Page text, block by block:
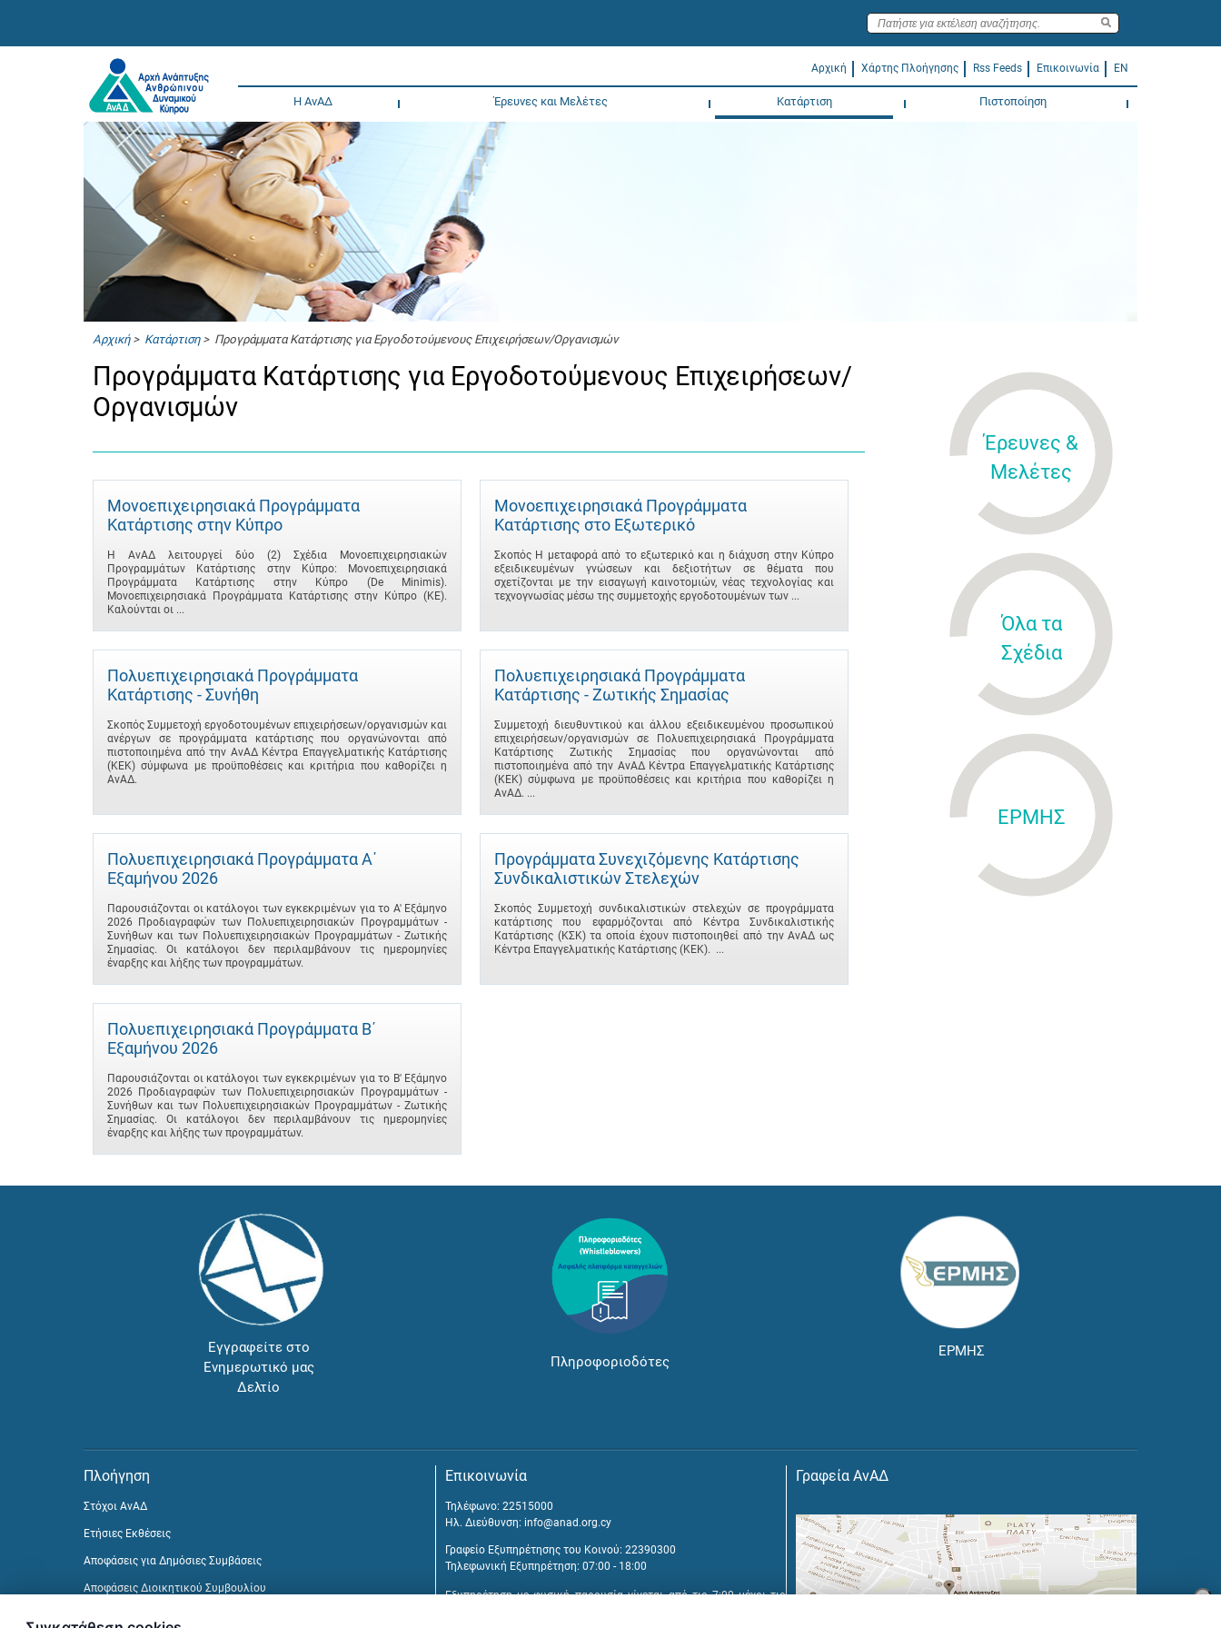
Αρχική Χάρτης Πλοήγησης Rss Feeds Επικοινωνία EN
Η ΑνΑΔ Έρευνες και Μελέτες Κατάρτιση Πιστοποίηση
Αρχική> Κατάρτιση> Προγράμματα Κατάρτισης για Εργοδοτούμενους Επιχειρήσεων/Οργανισμών
Προγράμματα Κατάρτισης για Εργοδοτούμενους Επιχειρήσεων/
Οργανισμών
Μονοεπιχειρησιακά Προγράμματα
Κατάρτισης στην Κύπρο
Η ΑνΑΔ λειτουργεί δύο (2) Σχέδια Μονοεπιχειρησιακών
Προγραμμάτων Κατάρτισης στην Κύπρο: Μονοεπιχειρησιακά
Προγράμματα Κατάρτισης στην Κύπρο (De Minimis).
Μονοεπιχειρησιακά Προγράμματα Κατάρτισης στην Κύπρο (ΚΕ).
Καλούνται οι ...
Μονοεπιχειρησιακά Προγράμματα
Κατάρτισης στο Εξωτερικό
Σκοπός Η μεταφορά από το εξωτερικό και η διάχυση στην Κύπρο
εξειδικευμένων γνώσεων και δεξιοτήτων σε θέματα που
σχετίζονται με την εισαγωγή καινοτομιών, νέας τεχνολογίας και
τεχνογνωσίας μέσω της συμμετοχής εργοδοτουμένων των ...
Πολυεπιχειρησιακά Προγράμματα
Κατάρτισης - Συνήθη
Σκοπός Συμμετοχή εργοδοτουμένων επιχειρήσεων/οργανισμών και
ανέργων σε προγράμματα κατάρτισης που οργανώνονται από
πιστοποιημένα από την ΑνΑΔ Κέντρα Επαγγελματικής Κατάρτισης
(ΚΕΚ) σύμφωνα με προϋποθέσεις και κριτήρια που καθορίζει η
ΑνΑΔ.
Πολυεπιχειρησιακά Προγράμματα
Κατάρτισης - Ζωτικής Σημασίας
Συμμετοχή διευθυντικού και άλλου εξειδικευμένου προσωπικού
επιχειρήσεων/οργανισμών σε Πολυεπιχειρησιακά Προγράμματα
Κατάρτισης Ζωτικής Σημασίας που οργανώνονται από
πιστοποιημένα από την ΑνΑΔ Κέντρα Επαγγελματικής Κατάρτισης
(ΚΕΚ) σύμφωνα με προϋποθέσεις και κριτήρια που καθορίζει η
ΑνΑΔ. ...
Πολυεπιχειρησιακά Προγράμματα A΄
Εξαμήνου 2026
Παρουσιάζονται οι κατάλογοι των εγκεκριμένων για το A' Εξάμηνο
2026 Προδιαγραφών των Πολυεπιχειρησιακών Προγραμμάτων -
Συνήθων και των Πολυεπιχειρησιακών Προγραμμάτων - Ζωτικής
Σημασίας. Οι κατάλογοι δεν περιλαμβάνουν τις ημερομηνίες
έναρξης και λήξης των προγραμμάτων.
Προγράμματα Συνεχιζόμενης Κατάρτισης
Συνδικαλιστικών Στελεχών
Σκοπός Συμμετοχή συνδικαλιστικών στελεχών σε προγράμματα
κατάρτισης που εφαρμόζονται από Κέντρα Συνδικαλιστικής
Κατάρτισης (ΚΣΚ) τα οποία έχουν πιστοποιηθεί από την ΑνΑΔ ως
Κέντρα Επαγγελματικής Κατάρτισης (ΚΕΚ). ...
Πολυεπιχειρησιακά Προγράμματα B΄
Εξαμήνου 2026
Παρουσιάζονται οι κατάλογοι των εγκεκριμένων για το B' Εξάμηνο
2026 Προδιαγραφών των Πολυεπιχειρησιακών Προγραμμάτων -
Συνήθων και των Πολυεπιχειρησιακών Προγραμμάτων - Ζωτικής
Σημασίας. Οι κατάλογοι δεν περιλαμβάνουν τις ημερομηνίες
έναρξης και λήξης των προγραμμάτων.
Έρευνες &
Μελέτες
Όλα τα
Σχέδια
ΕΡΜΗΣ
Εγγραφείτε στο
Ενημερωτικό μας
Δελτίο
Πληροφοριοδότες
ΕΡΜΗΣ
Πλοήγηση
Στόχοι ΑνΑΔ
Ετήσιες Εκθέσεις
Αποφάσεις για Δημόσιες Συμβάσεις
Αποφάσεις Διοικητικού Συμβουλίου
Επικοινωνία
Τηλέφωνο: 22515000
Ηλ. Διεύθυνση: info@anad.org.cy
Γραφείο Εξυπηρέτησης του Κοινού: 22390300
Τηλεφωνική Εξυπηρέτηση: 07:00 - 18:00
Εξυπηρέτηση με φυσική παρουσία γίνεται από τις 7:00 μέχρι τις
Γραφεία ΑνΑΔ
×